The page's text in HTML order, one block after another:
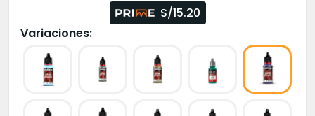
original
era:
S/20.00.
actual
es:
S/16.00.
S/15.20
Variaciones: